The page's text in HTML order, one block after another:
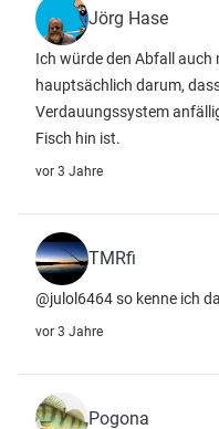
Jörg Hase
Ich würde den Abfall auch
hauptsächlich darum,
Verdauungssystem
Fisch hin ist.
vor 3 Jahre
TMRfi
@julol6464 so kenne ich
vor 3 Jahre
Pogona